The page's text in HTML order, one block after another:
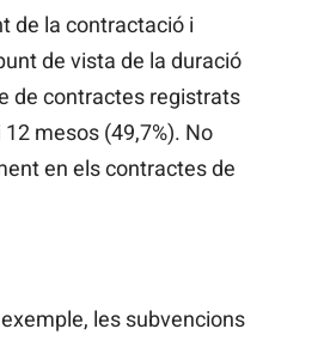
de la contractació i
de vista de la duració
de contractes registrats
mesos (49,7%). No
en els contractes de
les subvencions